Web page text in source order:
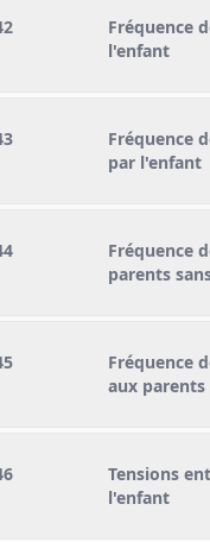
Fréquence
l'enfant
Fréquence
par l'enfant
Fréquence
parents
Fréquence
aux
Tensions
l'enfant